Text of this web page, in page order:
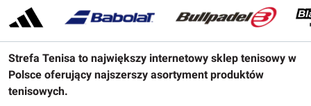
Strefa Tenisa to największy internetowy sklep tenisowy w
Polsce oferujący najszerszy asortyment produktów
tenisowych.